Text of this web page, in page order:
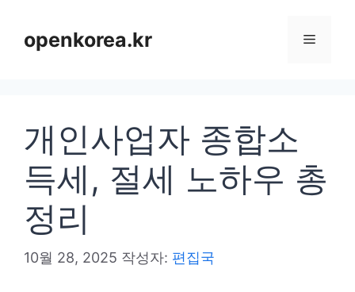
openkorea.kr 메
개인사업자 종합소
득세, 절세 노하우 총
정리
10월 28, 2025 작성자: 편집국